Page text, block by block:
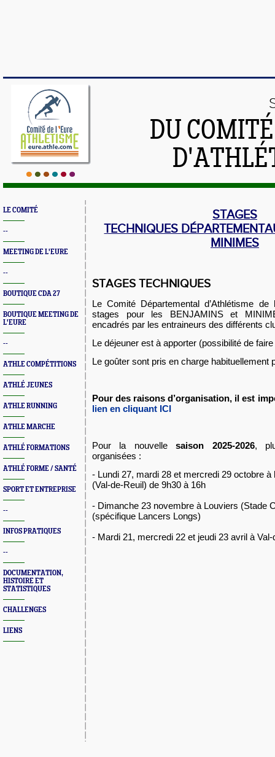
DU
LE COMITÉ
--
MEETING DE L'EURE
--
BOUTIQUE CDA 27
BOUTIQUE MEETING DE
L'EURE
--
ATHLE COMPÉTITIONS
ATHLÉ JEUNES
ATHLE RUNNING
ATHLE MARCHE
ATHLÉ FORMATIONS
ATHLÉ FORME / SANTÉ
SPORT ET ENTREPRISE
--
INFOS PRATIQUES
--
DOCUMENTATION,
HISTOIRE ET
STATISTIQUES
CHALLENGES
LIENS
STAGES
TECHNIQUES
MINIMES
STAGES TECHNIQUES
Le Comité Départemental d’Athlétisme de
stages pour les BENJAMINS et
encadrés par les entraineurs des différents
Le déjeuner est à apporter (possibilité de
Le goûter sont pris en charge habituellement
Pour des raisons d’organisation, il est
lien en cliquant ICI
Pour la nouvellesaison 2025-2026,
organisées :
- Lundi 27, mardi 28 et mercredi 29 octobre
(Val-de-Reuil) de 9h30 à 16h
- Dimanche 23 novembre à Louviers (Stade
(spécifique Lancers Longs)
- Mardi 21, mercredi 22 et jeudi 23 avril à